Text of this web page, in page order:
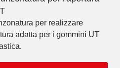
per realizzare
adatta per i gommini UT